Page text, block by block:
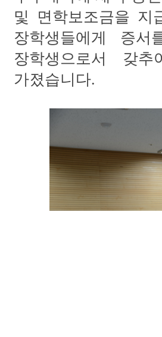
및 면학보조금을 지
장학생들에게 증
장학생으로서 갖
가졌습니다.